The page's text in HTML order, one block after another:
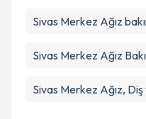
Sivas Merkez Ağız
Sivas Merkez Ağız
Sivas Merkez Ağız,